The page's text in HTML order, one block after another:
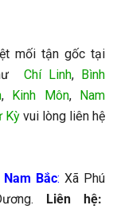
mối tận gốc tại
Chí Linh, Bình
, Kinh Môn, Nam
Kỳvui lòng liên hệ
Bắc: Xã Phú
Liên hệ: